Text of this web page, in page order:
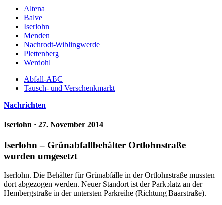
Altena
Balve
Iserlohn
Menden
Nachrodt-Wiblingwerde
Plettenberg
Werdohl
Abfall-ABC
Tausch- und Verschenkmarkt
Nachrichten
Iserlohn · 27. November 2014
Iserlohn – Grünabfallbehälter Ortlohnstraße
wurden umgesetzt
Iserlohn. Die Behälter für Grünabfälle in der Ortlohnstraße mussten
dort abgezogen werden. Neuer Standort ist der Parkplatz an der
Hembergstraße in der untersten Parkreihe (Richtung Baarstraße).